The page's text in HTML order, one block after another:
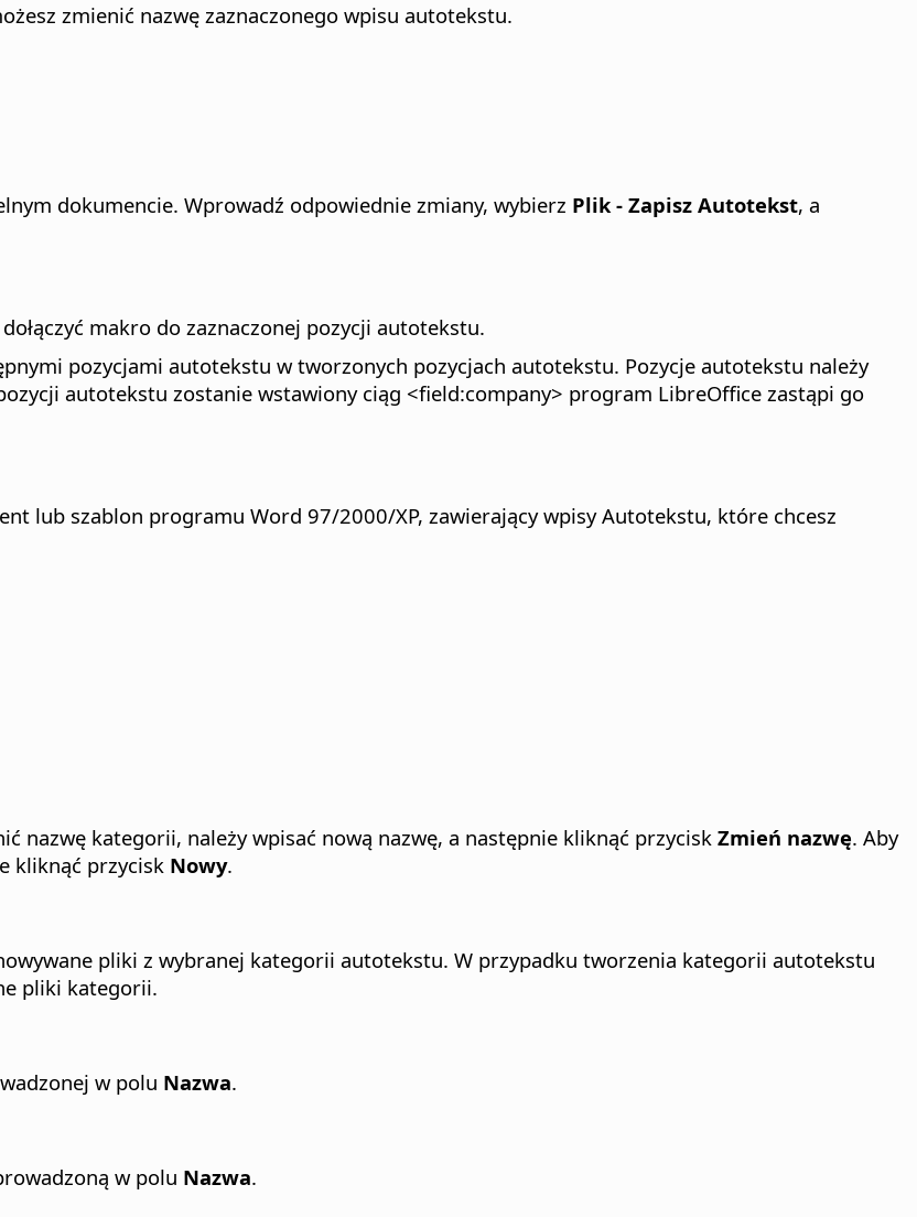
zmienić nazwę zaznaczonego wpisu autotekstu.
dokumencie. Wprowadź odpowiednie zmiany, wybierz Plik - Zapisz Autotekst, a
makro do zaznaczonej pozycji autotekstu.
pozycjami autotekstu w tworzonych pozycjach autotekstu. Pozycje autotekstu należy
autotekstu zostanie wstawiony ciąg <field:company> program LibreOffice zastąpi go
lub szablon programu Word 97/2000/XP, zawierający wpisy Autotekstu, które chcesz
nazwę kategorii, należy wpisać nową nazwę, a następnie kliknąć przycisk Zmień nazwę. Aby
kliknąć przycisk Nowy.
pliki z wybranej kategorii autotekstu. W przypadku tworzenia kategorii autotekstu
pliki kategorii.
w polu Nazwa.
w polu Nazwa.